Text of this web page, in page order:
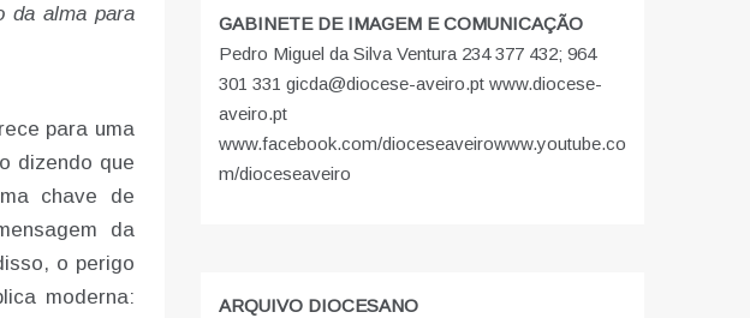
da alma para
para uma
dizendo que
chave de
da
o perigo
moderna:
GABINETE DE IMAGEM E COMUNICAÇÃO
Pedro Miguel da Silva Ventura 234 377 432; 964
301 331 gicda@diocese-aveiro.pt www.diocese-
aveiro.pt
www.facebook.com/dioceseaveirowww.youtube.co
m/dioceseaveiro
ARQUIVO DIOCESANO